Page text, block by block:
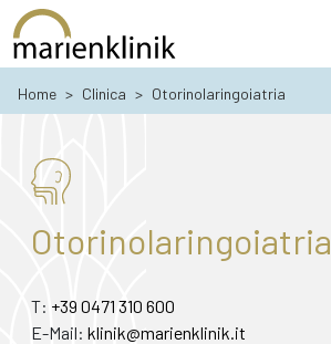
Passa al contenuto principale
Home > Clinica > Otorinolaringoiatria
Otorinolaringoiatria
T: +39 0471 310 600
E-Mail: klinik@marienklinik.it